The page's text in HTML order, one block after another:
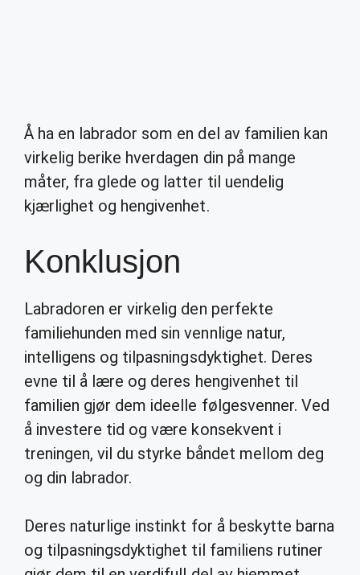
Å ha en labrador som en del av familien kan
virkelig berike hverdagen din på mange
måter, fra glede og latter til uendelig
kjærlighet og hengivenhet.
Konklusjon
Labradoren er virkelig den perfekte
familiehunden med sin vennlige natur,
intelligens og tilpasningsdyktighet. Deres
evne til å lære og deres hengivenhet til
familien gjør dem ideelle følgesvenner. Ved
å investere tid og være konsekvent i
treningen, vil du styrke båndet mellom deg
og din labrador.
Deres naturlige instinkt for å beskytte barna
og tilpasningsdyktighet til familiens rutiner